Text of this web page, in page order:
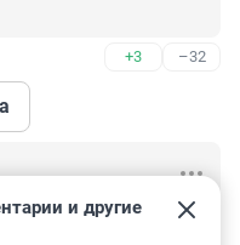
+3 –32
и другие